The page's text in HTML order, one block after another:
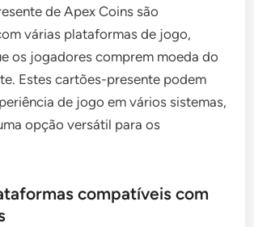
de Apex Coins são
várias plataformas de jogo,
os jogadores comprem moeda do
Estes cartões-presente podem
de jogo em vários sistemas,
opção versátil para os
compatíveis com